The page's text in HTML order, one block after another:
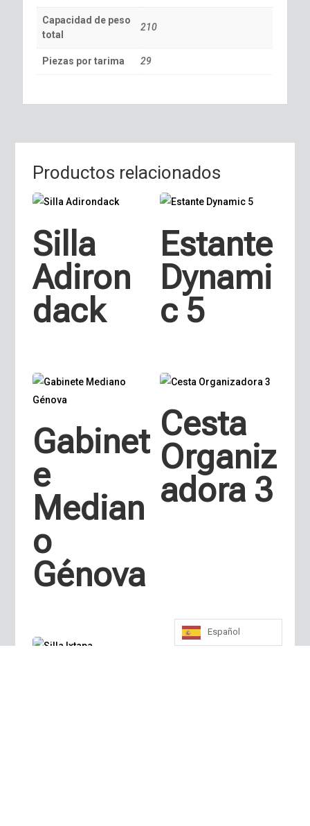
Capacidad de peso
total
210
Piezas por tarima 29
Productos relacionados
Silla
Adiron
dack
Estante
Dynami
c 5
Gabinet
e
Median
o
Génova
Cesta
Organiz
adora 3
Español